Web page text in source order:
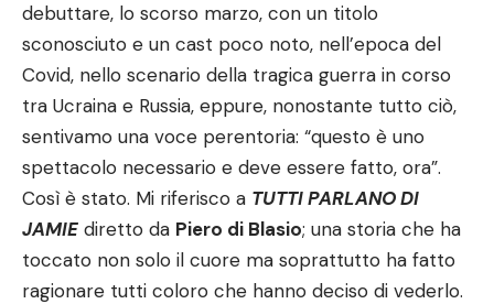
debuttare, lo scorso marzo, con un titolo
sconosciuto e un cast poco noto, nell’epoca del
Covid, nello scenario della tragica guerra in corso
tra Ucraina e Russia, eppure, nonostante tutto ciò,
sentivamo una voce perentoria: “questo è uno
spettacolo necessario e deve essere fatto, ora”.
Così è stato. Mi riferisco a TUTTI PARLANO DI
JAMIE diretto da Piero di Blasio; una storia che ha
toccato non solo il cuore ma soprattutto ha fatto
ragionare tutti coloro che hanno deciso di vederlo.